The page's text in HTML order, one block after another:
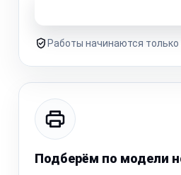
Работы начинаются только
Подберём по модели